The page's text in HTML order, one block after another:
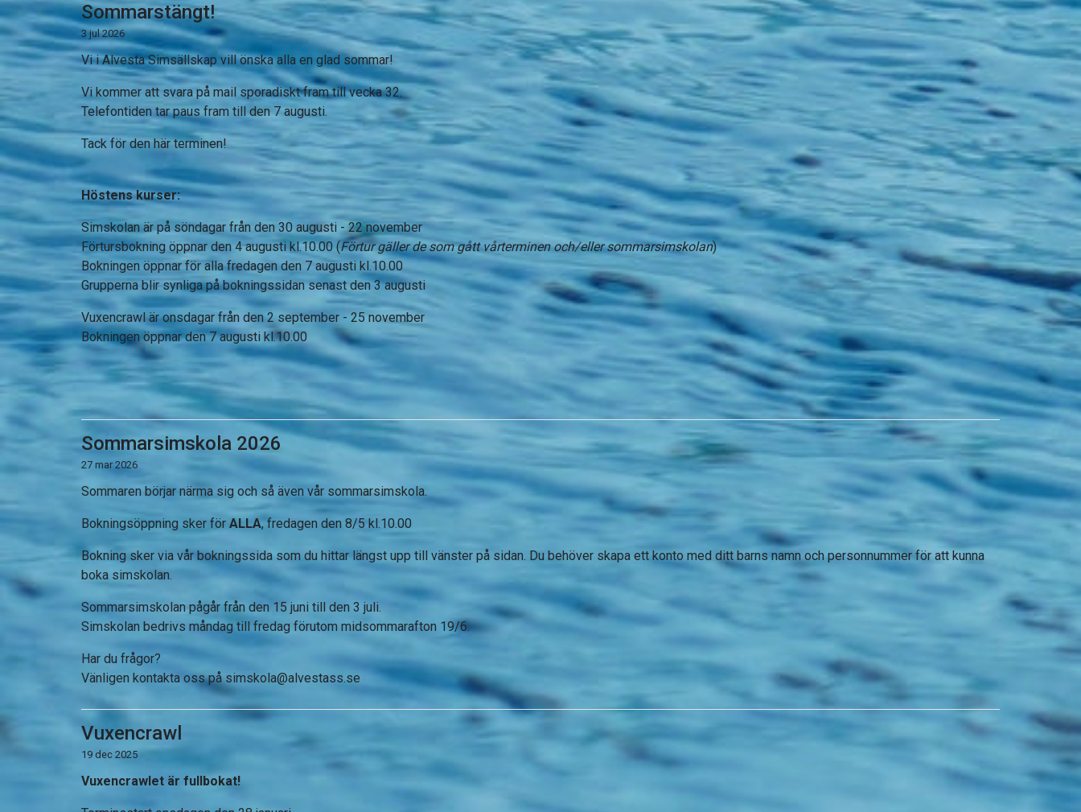
Sommarstängt!
3 jul 2026
Vi i Alvesta Simsällskap vill önska alla en glad sommar!
Vi kommer att svara på mail sporadiskt fram till vecka 32.
Telefontiden tar paus fram till den 7 augusti.
Tack för den här terminen!
Höstens kurser:
Simskolan är på söndagar från den 30 augusti - 22 november
Förtursbokning öppnar den 4 augusti kl.10.00 (Förtur gäller de som gått vårterminen och/eller sommarsimskolan)
Bokningen öppnar för alla fredagen den 7 augusti kl.10.00
Grupperna blir synliga på bokningssidan senast den 3 augusti
Vuxencrawl är onsdagar från den 2 september - 25 november
Bokningen öppnar den 7 augusti kl.10.00
Sommarsimskola 2026
27 mar 2026
Sommaren börjar närma sig och så även vår sommarsimskola.
Bokningsöppning sker för ALLA, fredagen den 8/5 kl.10.00
Bokning sker via vår bokningssida som du hittar längst upp till vänster på sidan. Du behöver skapa ett konto med ditt barns namn och personnummer för att kunna
boka simskolan.
Sommarsimskolan pågår från den 15 juni till den 3 juli.
Simskolan bedrivs måndag till fredag förutom midsommarafton 19/6.
Har du frågor?
Vänligen kontakta oss påsimskola@alvestass.se
Vuxencrawl
19 dec 2025
Vuxencrawlet är fullbokat!